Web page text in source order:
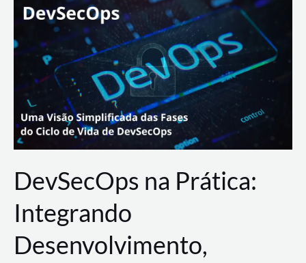
Lance
Rural
DevSecOps na Prática:
Integrando
Desenvolvimento,